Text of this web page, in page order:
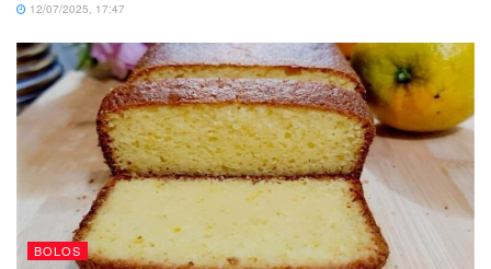
12/07/2025, 17:47
BOLOS